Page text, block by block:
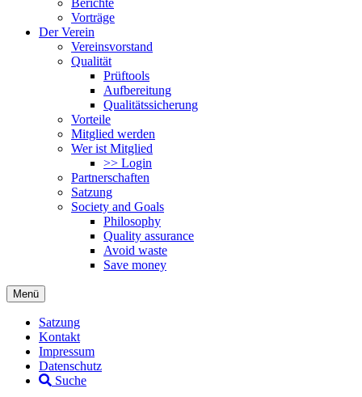
Berichte
Vorträge
Der Verein
Vereinsvorstand
Qualität
Prüftools
Aufbereitung
Qualitätssicherung
Vorteile
Mitglied werden
Wer ist Mitglied
>> Login
Partnerschaften
Satzung
Society and Goals
Philosophy
Quality assurance
Avoid waste
Save money
Menü
Satzung
Kontakt
Impressum
Datenschutz
Suche